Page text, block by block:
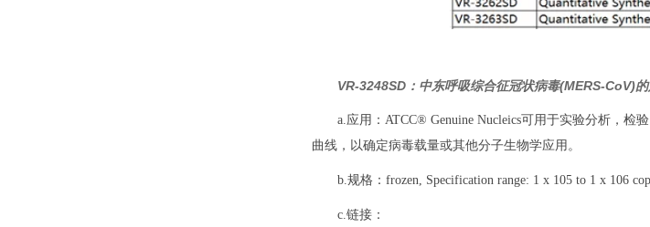
VR-3248SD：中东呼吸综合征冠状病毒(MERS-CoV)
a.应用：ATCC® Genuine Nucleics可用于实验分析，
曲线，以确定病毒载量或其他分子生物学应用。
b.规格：frozen, Specification range: 1 x 105 to 1 x 106
c.链接：